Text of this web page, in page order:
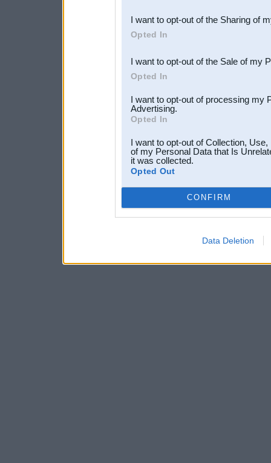
Downstream Participants
third parties.
I want to opt-out of the Sharing of
Opted In
I want to opt-out of the Sale of my
Opted In
I want to opt-out of processing my
Advertising.
Opted In
I want to opt-out of Collection,
of my Personal Data that Is
it was collected.
Opted Out
CONFIRM
Data Deletion